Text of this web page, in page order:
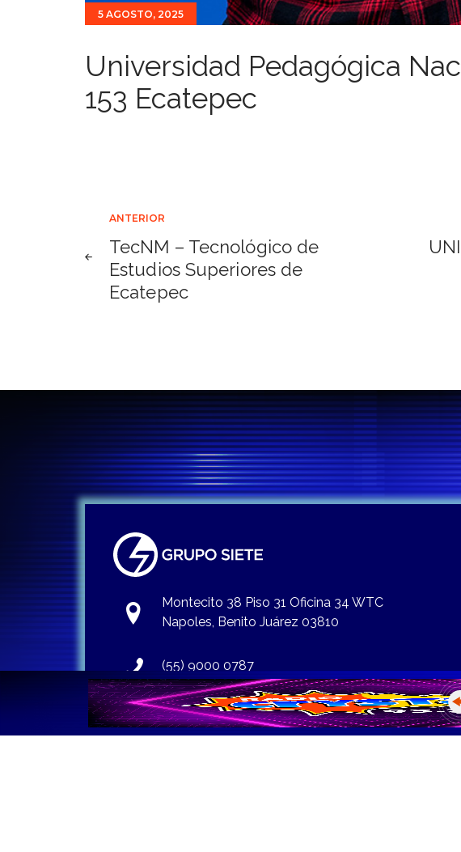
5 AGOSTO, 2025
Universidad Pedagógica
153 Ecatepec
Navegación
de
entradas
ANTERIOR
TecNM – Tecnológico de
Estudios Superiores de
Ecatepec
Montecito 38 Piso 31 Oficina 34 WTC
Napoles, Benito Juárez 03810
(55) 9000 0787
info@gruposiete.com.mx